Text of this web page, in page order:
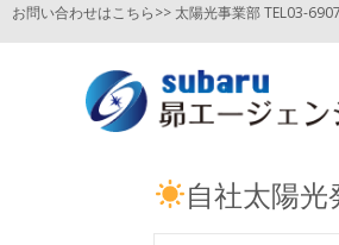
お問い合わせはこちら>> 太陽光事業部 TEL03-
自社太陽